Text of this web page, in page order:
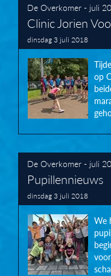
De Overkomer - juli
Clinic Jorien
dinsdag 3 juli 2018
op
De Overkomer - juli
Pupillennieuws
dinsdag 3 juli 2018
We